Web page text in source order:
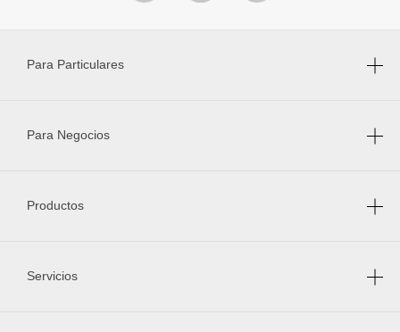
Para Particulares
Para Negocios
Productos
Servicios